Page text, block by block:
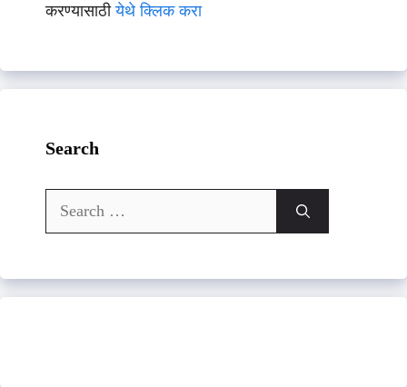
करण्यासाठीयेथे क्लिक करा
Search
Search
for: